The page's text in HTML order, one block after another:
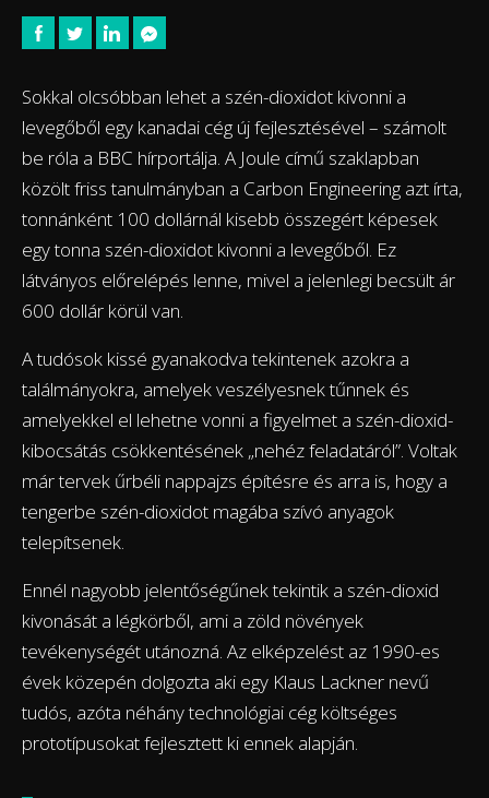
Sokkal olcsóbban lehet a szén-dioxidot kivonni a
levegőből egy kanadai cég új fejlesztésével – számolt
be róla a BBC hírportálja. A Joule című szaklapban
közölt friss tanulmányban a Carbon Engineering azt írta,
tonnánként 100 dollárnál kisebb összegért képesek
egy tonna szén-dioxidot kivonni a levegőből. Ez
látványos előrelépés lenne, mivel a jelenlegi becsült ár
600 dollár körül van.
A tudósok kissé gyanakodva tekintenek azokra a
találmányokra, amelyek veszélyesnek tűnnek és
amelyekkel el lehetne vonni a figyelmet a szén-dioxid-
kibocsátás csökkentésének „nehéz feladatáról”. Voltak
már tervek űrbéli nappajzs építésre és arra is, hogy a
tengerbe szén-dioxidot magába szívó anyagok
telepítsenek.
Ennél nagyobb jelentőségűnek tekintik a szén-dioxid
kivonását a légkörből, ami a zöld növények
tevékenységét utánozná. Az elképzelést az 1990-es
évek közepén dolgozta aki egy Klaus Lackner nevű
tudós, azóta néhány technológiai cég költséges
prototípusokat fejlesztett ki ennek alapján.